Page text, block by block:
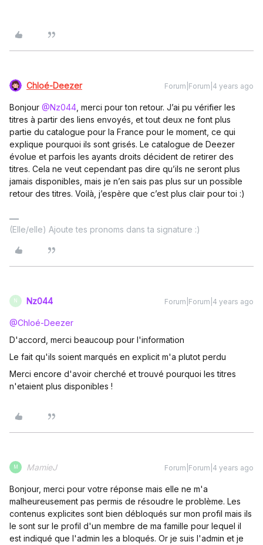
Chloé-Deezer Forum|Forum|4 years ago
Bonjour @Nz044 , merci pour ton retour. J’ai pu vérifier les
titres à partir des liens envoyés, et tout deux ne font plus
partie du catalogue pour la France pour le moment, ce qui
explique pourquoi ils sont grisés. Le catalogue de Deezer
évolue et parfois les ayants droits décident de retirer des
titres. Cela ne veut cependant pas dire qu’ils ne seront plus
jamais disponibles, mais je n’en sais pas plus sur un possible
retour des titres. Voilà, j’espère que c’est plus clair pour toi :)
(Elle/elle) Ajoute tes pronoms dans ta signature :)
N Nz044 Forum|Forum|4 years ago
@Chloé-Deezer
D'accord, merci beaucoup pour l'information
Le fait qu'ils soient marqués en explicit m'a plutot perdu
Merci encore d'avoir cherché et trouvé pourquoi les titres
n'etaient plus disponibles !
M MamieJ Forum|Forum|4 years ago
Bonjour, merci pour votre réponse mais elle ne m'a
malheureusement pas permis de résoudre le problème. Les
contenus explicites sont bien débloqués sur mon profil mais ils
le sont sur le profil d'un membre de ma famille pour lequel il
est indiqué que l'admin les a bloqués. Or je suis l'admin et je